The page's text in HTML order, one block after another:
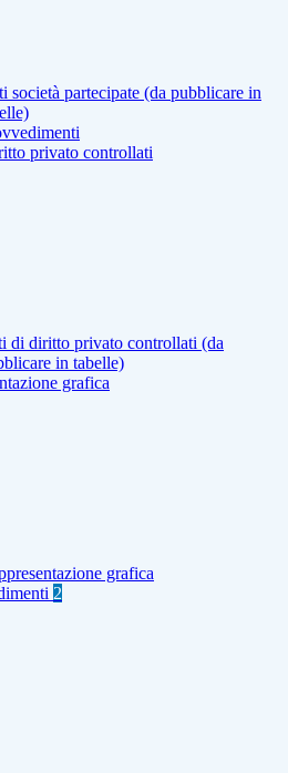
società partecipate (da pubblicare in
privato controllati
di diritto privato controllati (da
in tabelle)
grafica
grafica
2